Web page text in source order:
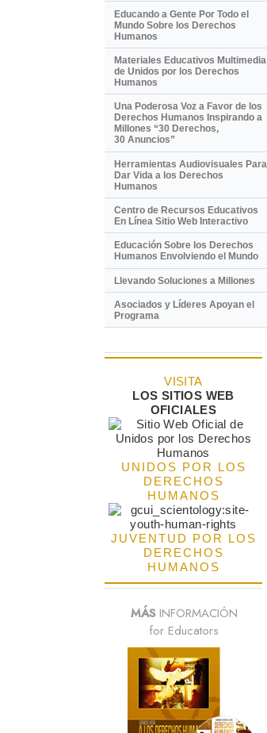
Educando a Gente Por Todo el
Mundo Sobre los Derechos
Humanos
Materiales Educativos Multimedia
de Unidos por los Derechos
Humanos
Una Poderosa Voz a Favor de los
Derechos Humanos Inspirando a
Millones “30 Derechos,
30 Anuncios”
Herramientas Audiovisuales Para
Dar Vida a los Derechos
Humanos
Centro de Recursos Educativos
En Línea Sitio Web Interactivo
Educación Sobre los Derechos
Humanos Envolviendo el Mundo
Llevando Soluciones a Millones
Asociados y Líderes Apoyan el
Programa
VISITA
LOS SITIOS WEB
OFICIALES
UNIDOS POR LOS
DERECHOS
HUMANOS
JUVENTUD POR LOS
DERECHOS
HUMANOS
MÁSINFORMACIÓN
for Educators